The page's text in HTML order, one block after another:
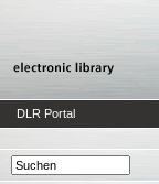
DLR Portal